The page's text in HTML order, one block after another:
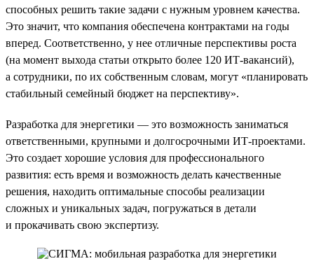
способных решить такие задачи с нужным уровнем качества.
Это значит, что компания обеспечена контрактами на годы
вперед. Соответственно, у нее отличные перспективы роста
(на момент выхода статьи открыто более 120 ИТ-вакансий),
а сотрудники, по их собственным словам, могут «планировать
стабильный семейный бюджет на перспективу».
Разработка для энергетики — это возможность заниматься
ответственными, крупными и долгосрочными ИТ-проектами.
Это создает хорошие условия для профессионального
развития: есть время и возможность делать качественные
решения, находить оптимальные способы реализации
сложных и уникальных задач, погружаться в детали
и прокачивать свою экспертизу.